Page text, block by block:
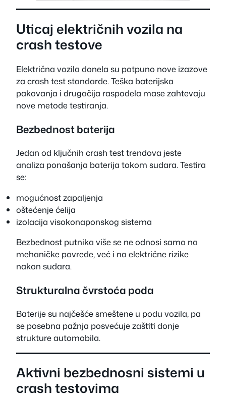
Uticaj električnih vozila na
crash testove
Električna vozila donela su potpuno nove izazove
za crash test standarde. Teška baterijska
pakovanja i drugačija raspodela mase zahtevaju
nove metode testiranja.
Bezbednost baterija
Jedan od ključnih crash test trendova jeste
analiza ponašanja baterija tokom sudara. Testira
se:
mogućnost zapaljenja
oštećenje ćelija
izolacija visokonaponskog sistema
Bezbednost putnika više se ne odnosi samo na
mehaničke povrede, već i na električne rizike
nakon sudara.
Strukturalna čvrstoća poda
Baterije su najčešće smeštene u podu vozila, pa
se posebna pažnja posvećuje zaštiti donje
strukture automobila.
Aktivni bezbednosni sistemi u
crash testovima